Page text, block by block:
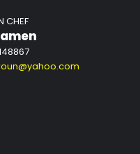
CHEF